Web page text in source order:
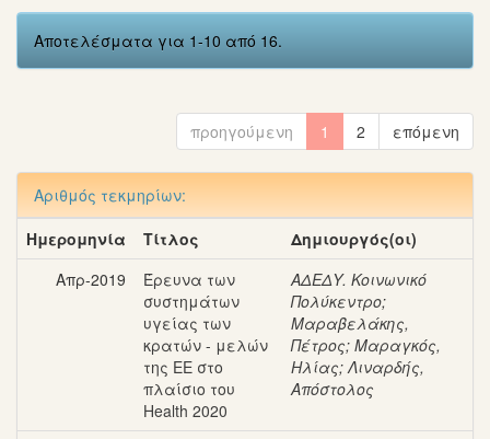
Αποτελέσματα για 1-10 από 16.
προηγούμενη 1 2 επόμενη
Αριθμός τεκμηρίων:
Ημερομηνία
Τίτλος
Δημιουργός(οι)
Απρ-2019
Έρευνα των
συστημάτων
υγείας των
κρατών - μελών
της ΕΕ στο
πλαίσιο του
Health 2020
ΑΔΕΔΥ. Κοινωνικό
Πολύκεντρο;
Μαραβελάκης,
Πέτρος; Μαραγκός,
Ηλίας;Λιναρδής,
Απόστολος